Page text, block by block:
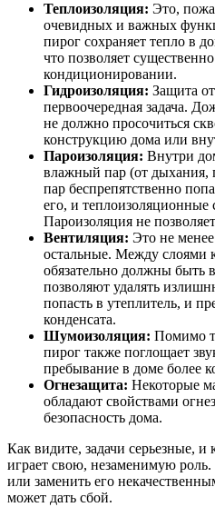
Теплоизоляция: Это,
очевидных и важных
пирог сохраняет тепло в
что позволяет
кондиционировании.
Гидроизоляция: Защита
первоочередная задача.
не должно просочиться
конструкцию дома или
Пароизоляция: Внутри
влажный пар (от дыхания,
пар беспрепятственно
его, и теплоизоляционные
Пароизоляция не
Вентиляция: Это не
остальные. Между слоями
обязательно должны быть
позволяют удалять
попасть в утеплитель, и
конденсата.
Шумоизоляция: Помимо
пирог также поглощает
пребывание в доме более
Огнезащита: Некоторые
обладают свойствами
безопасность дома.
Как видите, задачи серьезные,
играет свою, незаменимую
или заменить его
может дать сбой.